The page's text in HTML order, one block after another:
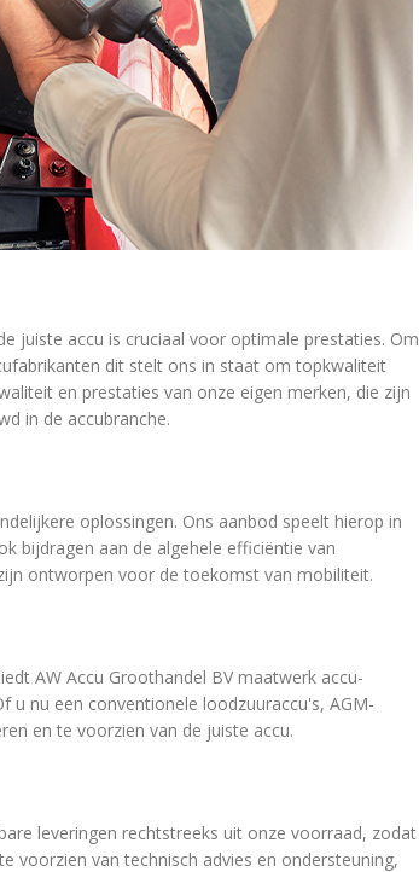
juiste accu is cruciaal voor optimale prestaties. Om
dit stelt ons in staat om topkwaliteit
en prestaties van onze eigen merken, die zijn
in de accubranche.
oplossingen. Ons aanbod speelt hierop in
bijdragen aan de algehele efficiëntie van
ontworpen voor de toekomst van mobiliteit.
AW Accu Groothandel BV maatwerk accu-
u nu een conventionele loodzuuraccu's, AGM-
en te voorzien van de juiste accu.
leveringen rechtstreeks uit onze voorraad, zodat
voorzien van technisch advies en ondersteuning,